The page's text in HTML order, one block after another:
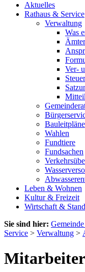
Aktuelles
Rathaus & Service
Verwaltung
Was
Ämter
Ver-
Bauleitpläne
Wahlen
Fundtiere
Fundsachen
Leben & Wohnen
Kultur & Freizeit
Wirtschaft &
Sie sind hier:
Service > Verwaltung >